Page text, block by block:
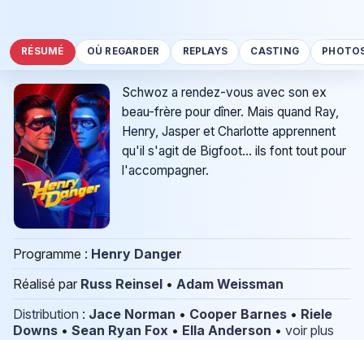
RÉSUMÉ OÙ REGARDER REPLAYS CASTING
Schwoz a rendez-vous avec son ex
beau-frère pour dîner. Mais quand Ray,
Henry, Jasper et Charlotte apprennent
qu'il s'agit de Bigfoot... ils font tout pour
l'accompagner.
Programme : Henry Danger
Réalisé par Russ Reinsel • Adam Weissman
Distribution : Jace Norman • Cooper Barnes • Riele
Downs • Sean Ryan Fox • Ella Anderson • voir plus